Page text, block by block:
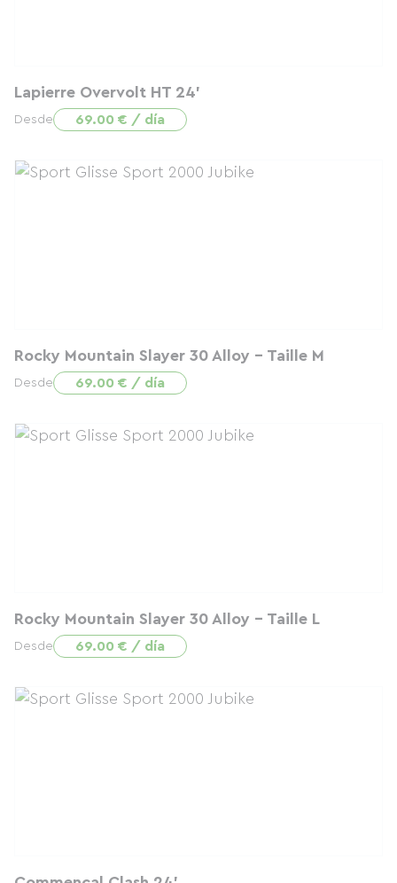
Lapierre Overvolt HT 24'
Desde 69.00 € / día
Rocky Mountain Slayer 30 Alloy - Taille M
Desde 69.00 € / día
Rocky Mountain Slayer 30 Alloy - Taille L
Desde 69.00 € / día